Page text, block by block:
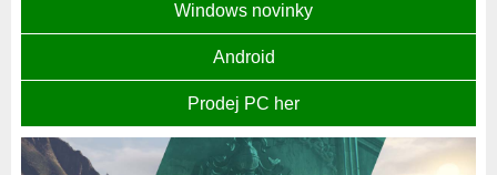
Windows novinky
Android
Prodej PC her